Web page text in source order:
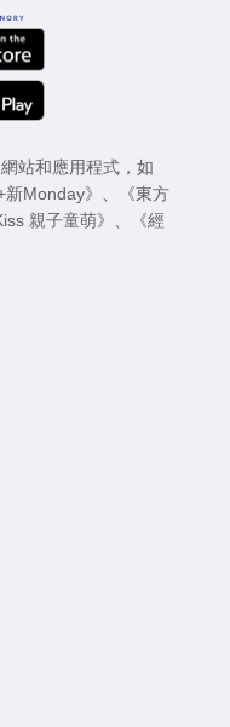
站和應用程式，如
新Monday》
《東方
親子童萌》
《經